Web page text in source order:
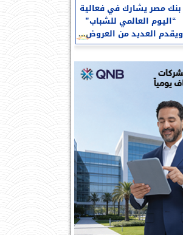
بنك مصر يشارك في فعالية
“اليوم العالمي للشباب”
ويقدم العديد من العروض...